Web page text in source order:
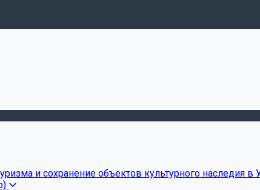
и сохранение объектов культурного наследия в